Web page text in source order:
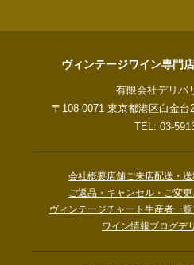
ヴィンテージワイン専門
有限会社デリバ
〒108-0071 東京都港区白金
TEL: 03-
会社概要店舗ご来店配送・
ご返品・キャンセル・ご変更
ヴィンテージチャート 生産者一覧
ワイン情報ブログデ